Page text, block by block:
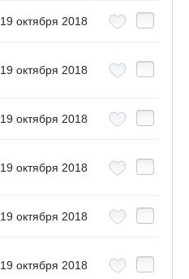
19 октября 2018
19 октября 2018
19 октября 2018
19 октября 2018
19 октября 2018
19 октября 2018